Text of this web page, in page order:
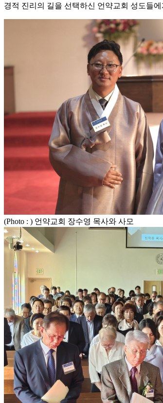
경적 진리의 길을 선택하신 언약교회 성도들
(Photo : ) 언약교회 장수영 목사와 사모